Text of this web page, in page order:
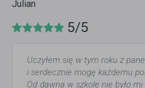
Julian
5/5
Uczyłem się w tym roku z
i serdecznie mogę każdemu
Od dawna w szkole nie było